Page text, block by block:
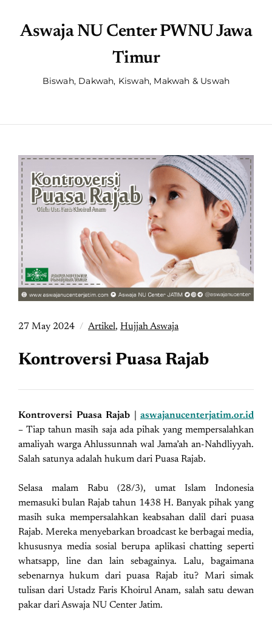
Aswaja NU Center PWNU Jawa
Timur
Biswah, Dakwah, Kiswah, Makwah & Uswah
27 May 2024 Artikel, Hujjah Aswaja
Kontroversi Puasa Rajab
Kontroversi Puasa Rajab | aswajanucenterjatim.or.id
– Tiap tahun masih saja ada pihak yang mempersalahkan
amaliyah warga Ahlussunnah wal Jama’ah an-Nahdliyyah.
Salah satunya adalah hukum dari Puasa Rajab.
Selasa malam Rabu (28/3), umat Islam Indonesia
memasuki bulan Rajab tahun 1438 H. Banyak pihak yang
masih suka mempersalahkan keabsahan dalil dari puasa
Rajab. Mereka menyebarkan broadcast ke berbagai media,
khususnya media sosial berupa aplikasi chatting seperti
whatsapp, line dan lain sebagainya. Lalu, bagaimana
sebenarnya hukum dari puasa Rajab itu? Mari simak
tulisan dari Ustadz Faris Khoirul Anam, salah satu dewan
pakar dari Aswaja NU Center Jatim.